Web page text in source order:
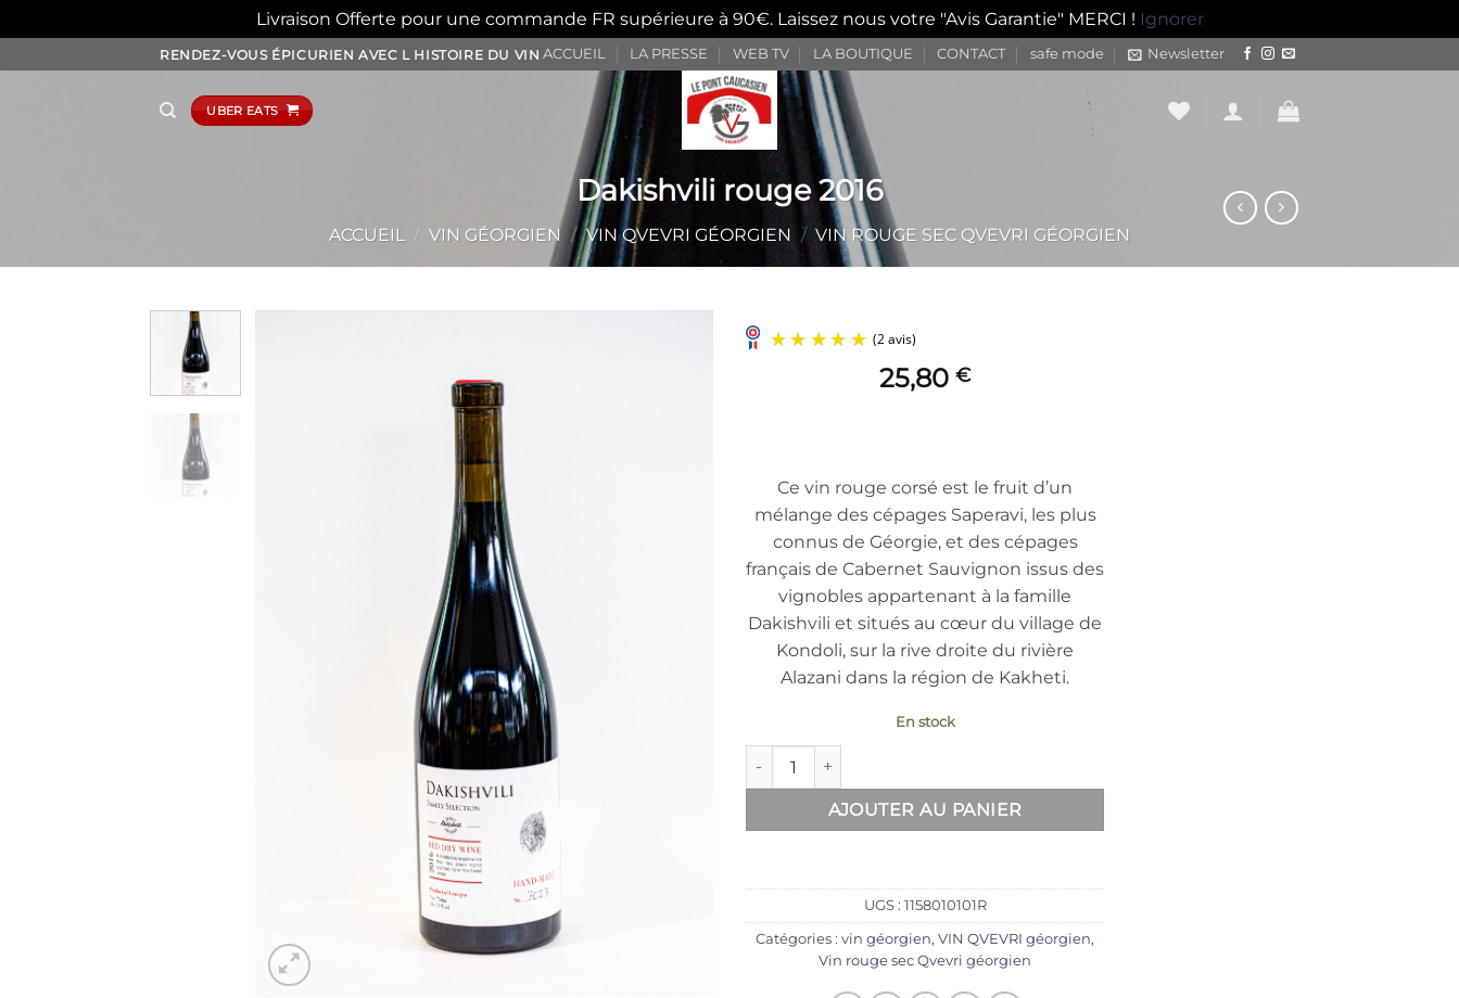
Livraison Offerte pour une commande FR supérieure à 90€. Laissez nous votre "Avis Garantie" MERCI ! Ignorer
au
RENDEZ-VOUS ÉPICURIEN AVEC L HISTOIRE DU VIN ACCUEIL LA PRESSE WEB TV LA BOUTIQUE CONTACT safe mode Newsletter
UBER EATS
Dakishvili rouge 2016
ACCUEIL / VIN GÉORGIEN / VIN QVEVRI GÉORGIEN / VIN ROUGE SEC QVEVRI GÉORGIEN
25,80 €
Ce vin rouge corsé est le fruit d’un
mélange des cépages Saperavi, les plus
connus de Géorgie, et des cépages
français de Cabernet Sauvignon issus des
vignobles appartenant à la famille
Dakishvili et situés au cœur du village de
Kondoli, sur la rive droite du rivière
Alazani dans la région de Kakheti.
En stock
quantité de Dakishvili rouge 2016
AJOUTER AU PANIER
UGS : 1158010101R
Catégories : vin géorgien, VIN QVEVRI géorgien,
Vin rouge sec Qvevri géorgien